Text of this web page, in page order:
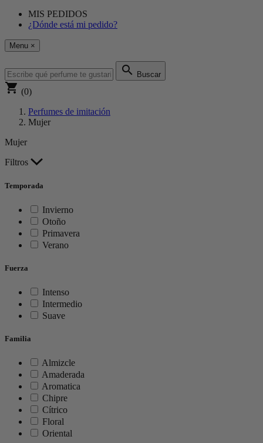
MIS PEDIDOS
¿Dónde está mi pedido?
Menu ×
search Buscar
shopping_cart (0)
Perfumes de imitación
Mujer
Mujer
Filtros
Temporada
Invierno
Otoño
Primavera
Verano
Fuerza
Intenso
Intermedio
Suave
Familia
Almizcle
Amaderada
Aromatica
Chipre
Cítrico
Floral
Oriental